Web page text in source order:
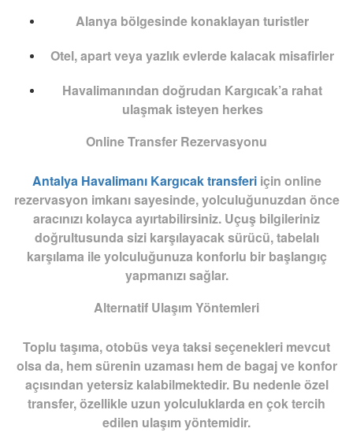
Alanya bölgesinde konaklayan turistler
Otel, apart veya yazlık evlerde kalacak misafirler
Havalimanından doğrudan Kargıcak’a rahat
ulaşmak isteyen herkes
Online Transfer Rezervasyonu
Antalya Havalimanı Kargıcak transferi için online
rezervasyon imkanı sayesinde, yolculuğunuzdan önce
aracınızı kolayca ayırtabilirsiniz. Uçuş bilgileriniz
doğrultusunda sizi karşılayacak sürücü, tabelalı
karşılama ile yolculuğunuza konforlu bir başlangıç
yapmanızı sağlar.
Alternatif Ulaşım Yöntemleri
Toplu taşıma, otobüs veya taksi seçenekleri mevcut
olsa da, hem sürenin uzaması hem de bagaj ve konfor
açısından yetersiz kalabilmektedir. Bu nedenle özel
transfer, özellikle uzun yolculuklarda en çok tercih
edilen ulaşım yöntemidir.